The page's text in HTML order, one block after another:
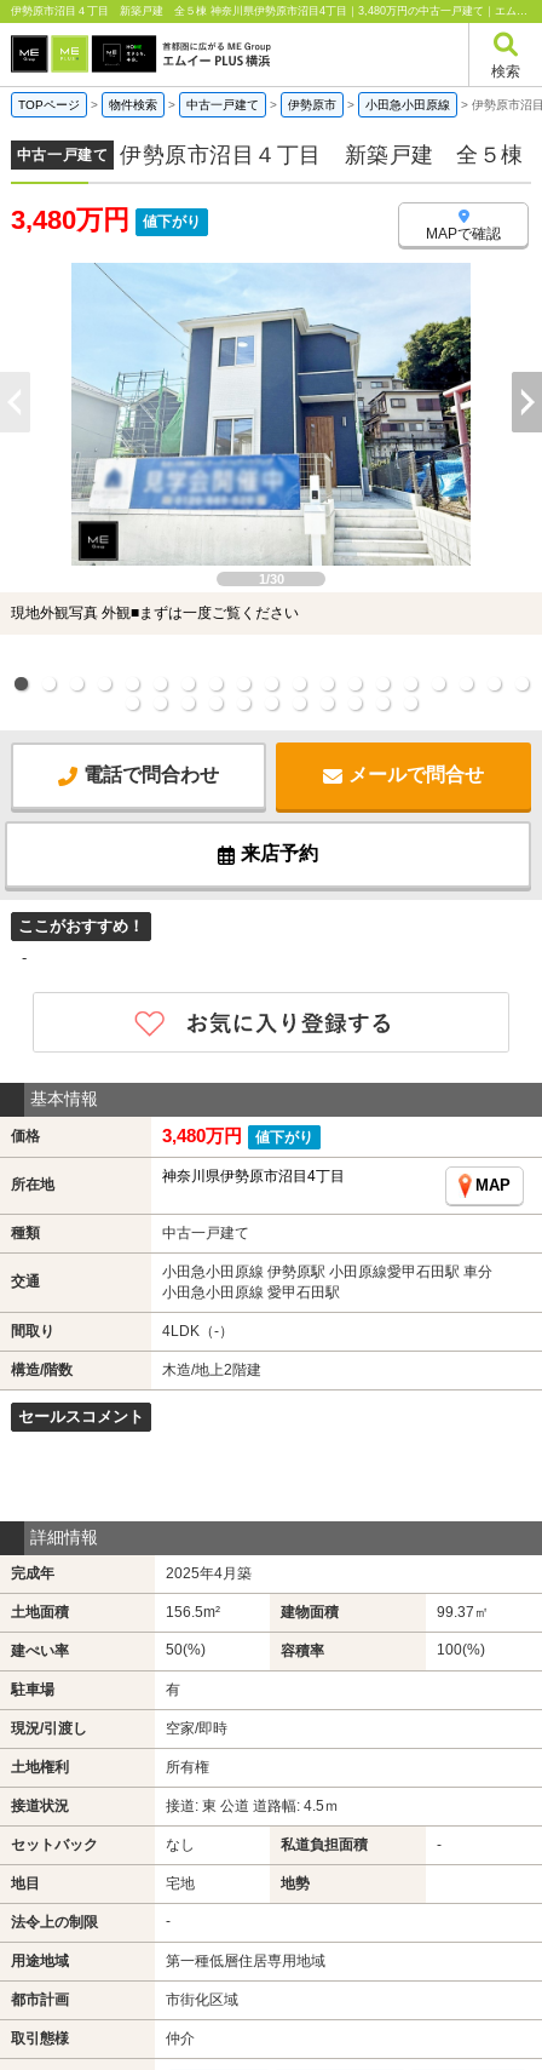
伊勢原市沼目４丁目 新築戸建 全５棟 神奈川県伊勢原市沼目4丁目｜3,480万円の中古一戸建て｜エムイーPLUS横浜
検索
TOPページ > 物件検索 > 中古一戸建て > 伊勢原市 > 小田急小田原線 > 伊勢原市沼
中古一戸建て 伊勢原市沼目４丁目 新築戸建 全５棟
3,480万円 値下がり
MAPで確認
1/30
現地外観写真 外観■まずは一度ご覧ください
電話で問合わせ メールで問合せ
来店予約
ここがおすすめ！
-
基本情報
価格 3,480万円 値下がり
所在地 神奈川県伊勢原市沼目4丁目
MAP
種類 中古一戸建て
交通
小田急小田原線 伊勢原駅 小田原線愛甲石田駅 車分
小田急小田原線 愛甲石田駅
間取り 4LDK（-）
構造/階数 木造/地上2階建
セールスコメント
詳細情報
完成年 2025年4月築
土地面積 156.5m² 建物面積 99.37㎡
建ぺい率 50(%) 容積率 100(%)
駐車場 有
現況/引渡し 空家/即時
土地権利 所有権
接道状況 接道: 東 公道 道路幅: 4.5ｍ
セットバック なし 私道負担面積 -
地目 宅地 地勢
法令上の制限 -
用途地域 第一種低層住居専用地域
都市計画 市街化区域
取引態様 仲介